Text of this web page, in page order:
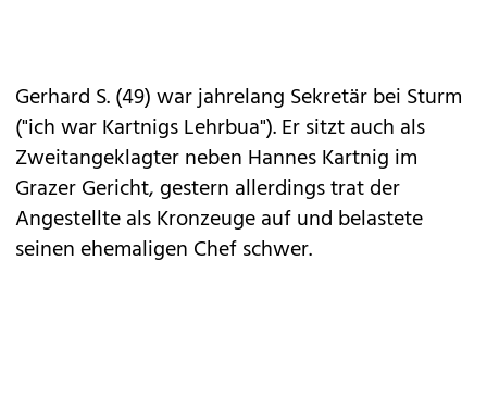
Gerhard S. (49) war jahrelang Sekretär bei Sturm
("ich war Kartnigs Lehrbua"). Er sitzt auch als
Zweitangeklagter neben Hannes Kartnig im
Grazer Gericht, gestern allerdings trat der
Angestellte als Kronzeuge auf und belastete
seinen ehemaligen Chef schwer.